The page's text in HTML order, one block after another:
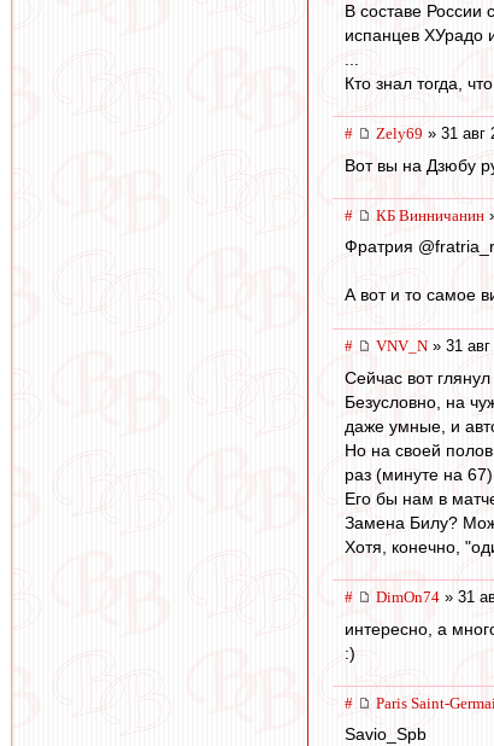
В составе
испанцев ХУрадо
Кто знал тогда,
# Zely69 » 31 авг
Вот вы на Дзюбу
# КБ Винничанин
Фратрия
А вот и то самое
# VNV_N » 31
Сейчас вот
Безусловно, на
даже умные, и
Но на своей
раз (минуте на
Его бы нам в
Замена Билу?
Хотя, конечно,
# DimOn74 » 31
интересно, а
:)
# Paris Saint-
Savio_Spb